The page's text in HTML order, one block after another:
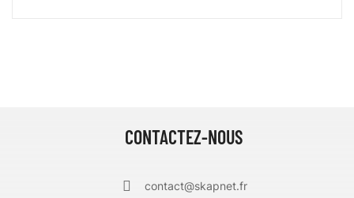
CONTACTEZ-NOUS
contact@skapnet.fr